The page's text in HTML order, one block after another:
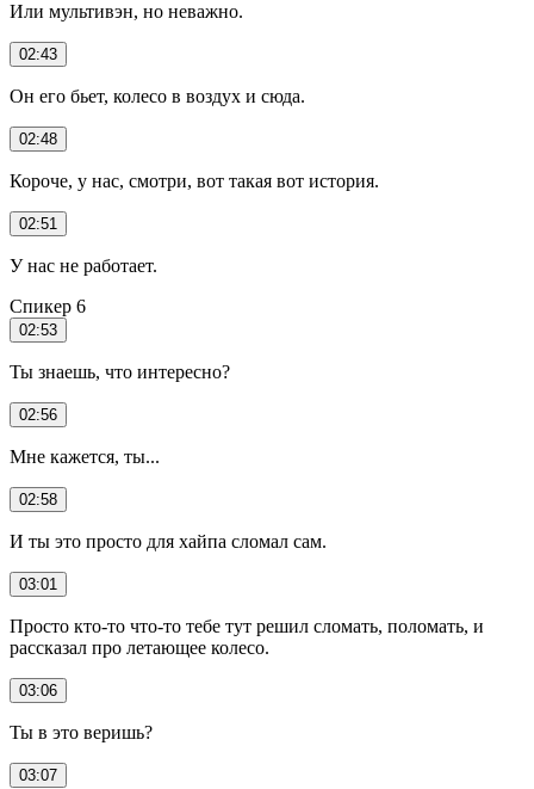
Или мультивэн, но неважно.
02:43
Он его бьет, колесо в воздух и сюда.
02:48
Короче, у нас, смотри, вот такая вот история.
02:51
У нас не работает.
Спикер 6
02:53
Ты знаешь, что интересно?
02:56
Мне кажется, ты...
02:58
И ты это просто для хайпа сломал сам.
03:01
Просто кто-то что-то тебе тут решил сломать, поломать, и
рассказал про летающее колесо.
03:06
Ты в это веришь?
03:07